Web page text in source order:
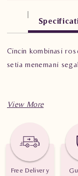
Cincin kombinasi
setia menemani
Spesifikasi penting
Berat: 4.920 gram
Jumlah berlian: 53
Free Delivery